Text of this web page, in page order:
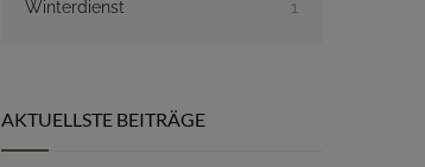
Winterdienst 1
AKTUELLSTE BEITRÄGE